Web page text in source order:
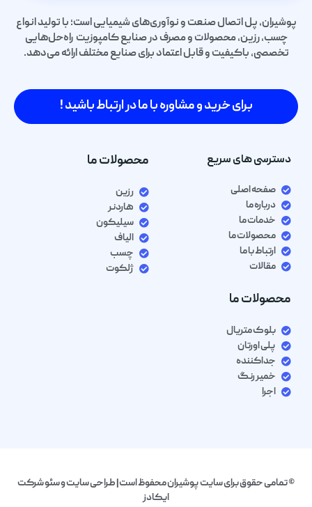
پوشیران، پل اتصال صنعت و نوآوری‌های شیمیایی است؛ با تولید انواع
چسب، رزین، محصولات و مصرف در صنایع کامپوزیت راه‌حل‌هایی
تخصصی، باکیفیت و قابل اعتماد برای صنایع مختلف ارائه می‌دهد.
برای خرید و مشاوره با ما در ارتباط باشید !
دسترسی های سریع
صفحه اصلی
درباره ما
خدمات ما
محصولات ما
ارتباط با ما
مقالات
محصولات ما
رزین
هاردنر
سیلیکون
الیاف
چسب
ژلکوت
محصولات ما
بلوک متریال
پلی اورتان
جداکننده
خمیر رنگ
اجرا
© تمامی حقوق برای سایت پوشیران محفوظ است| طراحی سایت و سئو شرکت
ایکادز